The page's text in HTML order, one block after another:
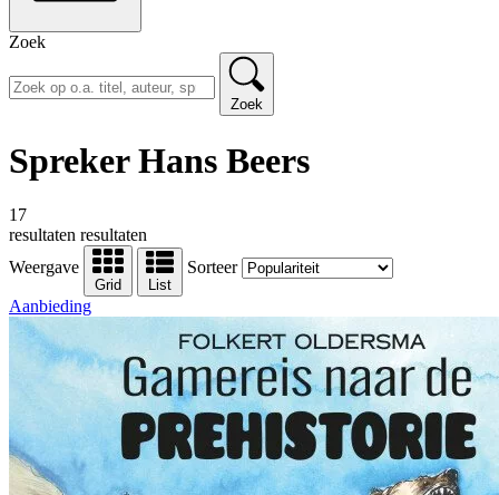
Zoek
Zoek
Spreker Hans Beers
17
resultaten resultaten
Weergave
Grid List
Sorteer
Aanbieding